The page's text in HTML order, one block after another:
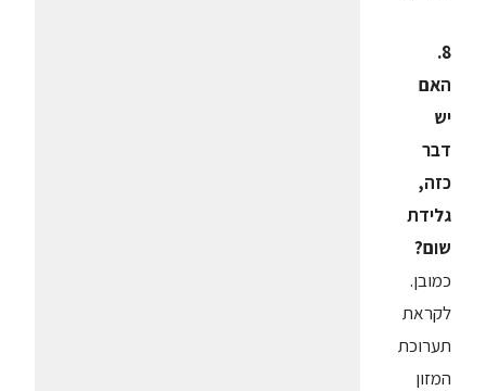
8.
האם
יש
דבר
כזה,
גלידת
שום?
כמובן.
לקראת
תערוכת
המזון